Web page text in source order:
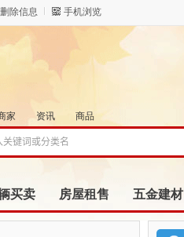
除信息 手机浏览
家 资讯 商品
买卖 房屋租售 五金建材